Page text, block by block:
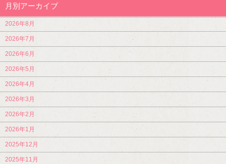
月別アーカイブ
2026年8月
2026年7月
2026年6月
2026年5月
2026年4月
2026年3月
2026年2月
2026年1月
2025年12月
2025年11月